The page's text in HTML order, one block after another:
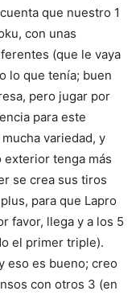
que nuestro 1
con unas
(que le vaya
lo que tenía; buen
pero jugar por
para este
variedad, y
tenga más
se crea sus tiros
para que Lapro
favor, llega y a los 5
el primer triple).
eso es bueno; creo
con otros 3 (en